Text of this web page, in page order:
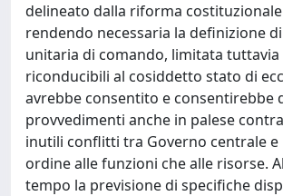
delineato dalla riforma
rendendo necessaria la definizione
unitaria di comando, limitata tuttavia
riconducibili al cosiddetto stato di
avrebbe consentito e consentirebbe
provvedimenti anche in palese
inutili conflitti tra Governo centrale e
ordine alle funzioni che alle risorse.
tempo la previsione di specifiche